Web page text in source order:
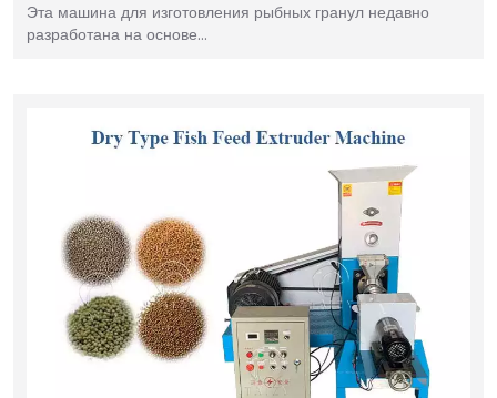
Эта машина для изготовления рыбных гранул недавно
разработана на основе…